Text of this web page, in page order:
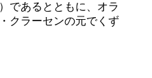
であるとともに、オラ
クラーセンの元でくず